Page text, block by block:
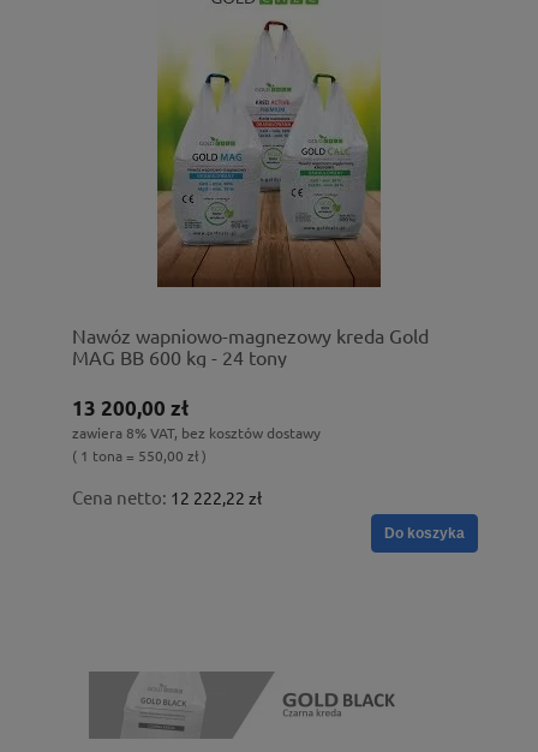
Nawóz wapniowo-magnezowy kreda Gold
MAG BB 600 kg - 24 tony
13 200,00 zł
zawiera 8% VAT, bez kosztów dostawy
( 1 tona = 550,00 zł )
Cena netto: 12 222,22 zł
Do koszyka